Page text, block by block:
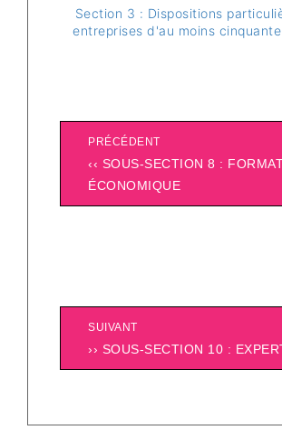
Section 3 : Dispositions
entreprises d'au moins
PRÉCÉDENT
‹‹ SOUS-SECTION 8 :
ÉCONOMIQUE
SUIVANT
›› SOUS-SECTION 10 :